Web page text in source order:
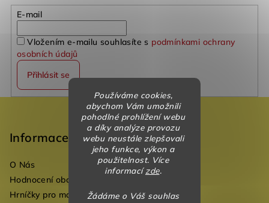
Používáme cookies,
abychom Vám umožnili
pohodlné prohlížení webu
a díky analýze provozu
webu neustále zlepšovali
jeho funkce, výkon a
použitelnost. Více
informacízde.
Žádáme o Váš souhlas
E-mail
Vložením e-mailu souhlasíte s podmínkami ochrany
osobních údajů
Přihlásit se
Informace
O Nás
Hodnocení obchodu
Hrníčky pro mateřské školky